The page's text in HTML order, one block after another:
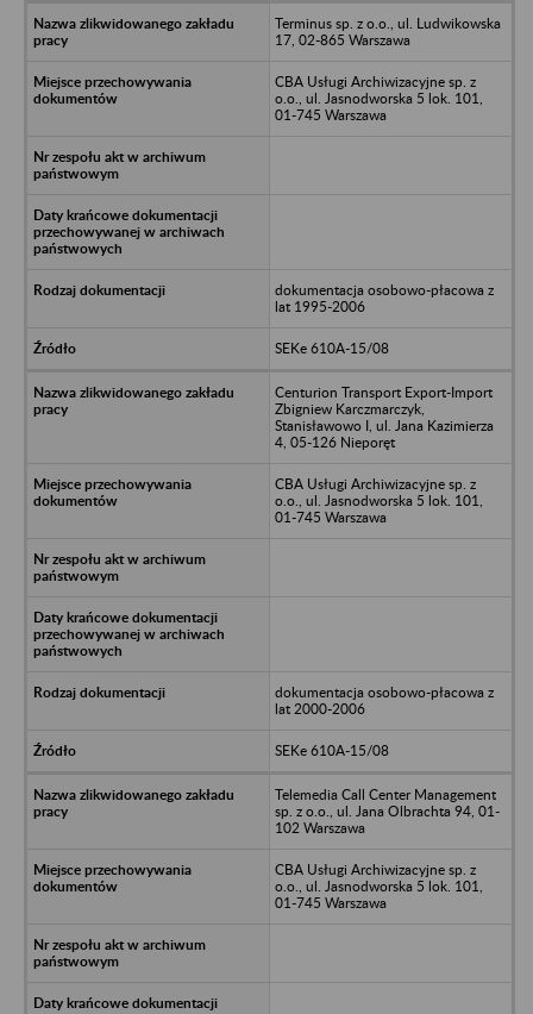
Terminus sp. z o.o., ul. Ludwikowska
17, 02-865 Warszawa
CBA Usługi Archiwizacyjne sp. z
o.o., ul. Jasnodworska 5 lok. 101,
01-745 Warszawa
dokumentacja osobowo-płacowa z
lat 1995-2006
SEKe 610A-15/08
Centurion Transport Export-Import
Zbigniew Karczmarczyk,
Stanisławowo I, ul. Jana Kazimierza
4, 05-126 Nieporęt
CBA Usługi Archiwizacyjne sp. z
o.o., ul. Jasnodworska 5 lok. 101,
01-745 Warszawa
dokumentacja osobowo-płacowa z
lat 2000-2006
SEKe 610A-15/08
Telemedia Call Center Management
sp. z o.o., ul. Jana Olbrachta 94, 01-
102 Warszawa
CBA Usługi Archiwizacyjne sp. z
o.o., ul. Jasnodworska 5 lok. 101,
01-745 Warszawa